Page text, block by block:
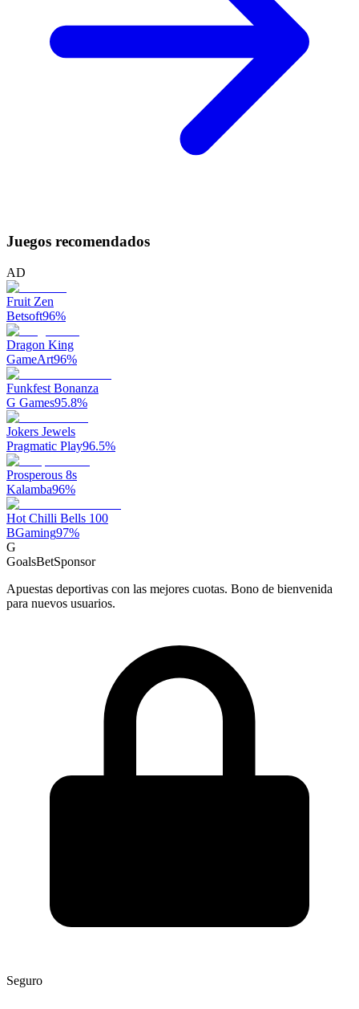
Juegos recomendados
AD
Fruit Zen
Betsoft96%
Dragon King
GameArt96%
Funkfest Bonanza
G Games95.8%
Jokers Jewels
Pragmatic Play96.5%
Prosperous 8s
Kalamba96%
Hot Chilli Bells 100
BGaming97%
G
GoalsBetSponsor
Apuestas deportivas con las mejores cuotas. Bono de bienvenida
para nuevos usuarios.
Seguro